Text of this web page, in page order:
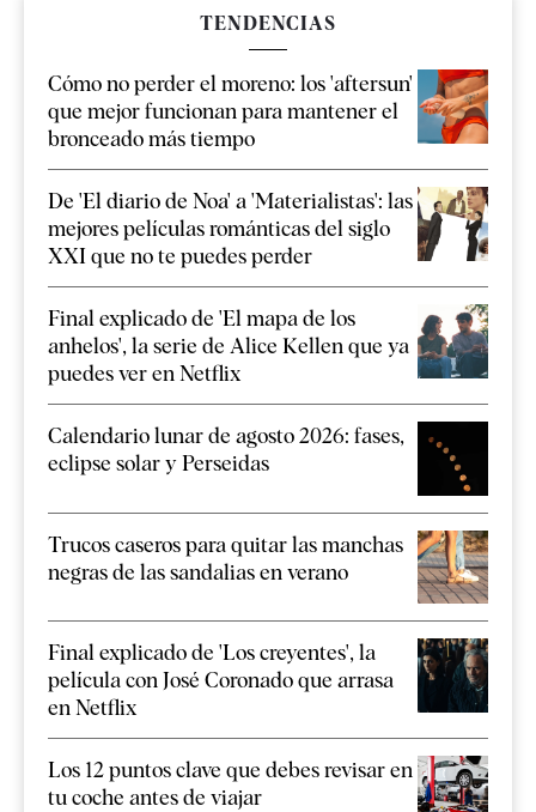
TENDENCIAS
Cómo no perder el moreno: los 'aftersun'
que mejor funcionan para mantener el
bronceado más tiempo
De 'El diario de Noa' a 'Materialistas': las
mejores películas románticas del siglo
XXI que no te puedes perder
Final explicado de 'El mapa de los
anhelos', la serie de Alice Kellen que ya
puedes ver en Netflix
Calendario lunar de agosto 2026: fases,
eclipse solar y Perseidas
Trucos caseros para quitar las manchas
negras de las sandalias en verano
Final explicado de 'Los creyentes', la
película con José Coronado que arrasa
en Netflix
Los 12 puntos clave que debes revisar en
tu coche antes de viajar